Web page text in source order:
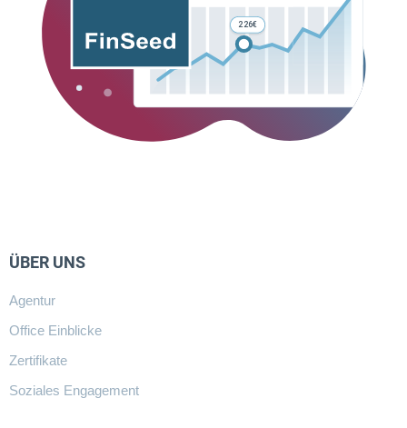
ÜBER UNS
Agentur
Office Einblicke
Zertifikate
Soziales Engagement